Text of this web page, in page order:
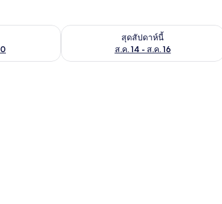
ในพรุ่งนี้ ส.ค. 9 - ส.ค. 10
สุดสัปดาห์นี้
ส.ค. 14 - ส.ค. 16
ตรวจสอบจำนวนห้องพักว่างในสุดสัปดา